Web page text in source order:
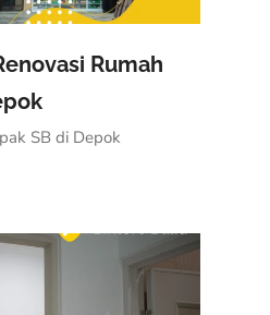
Rumah
SB di Depok